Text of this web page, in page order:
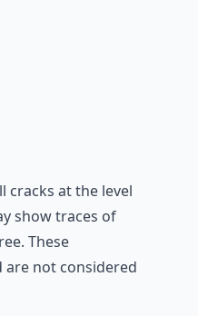
cracks at the level
show traces of
These
are not considered